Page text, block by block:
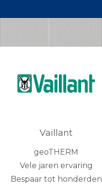
Vaillant
geoTHERM
Vele jaren ervaring
Bespaar tot honderden